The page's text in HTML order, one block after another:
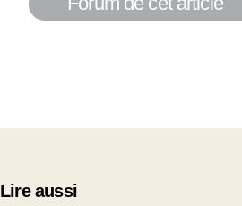
Lire aussi